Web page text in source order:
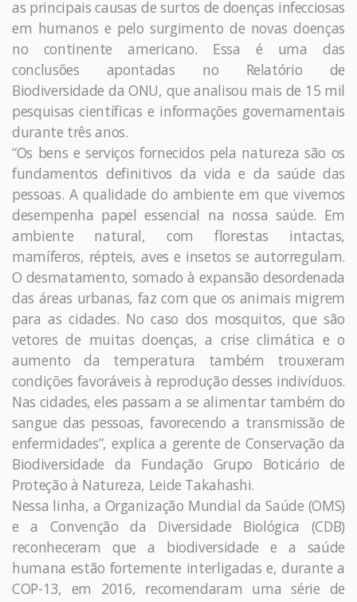
as principais causas de surtos de doenças infecciosas
em humanos e pelo surgimento de novas doenças
no continente americano. Essa é uma das
conclusões apontadas no Relatório de
Biodiversidade da ONU, que analisou mais de 15 mil
pesquisas científicas e informações governamentais
durante três anos.
“Os bens e serviços fornecidos pela natureza são os
fundamentos definitivos da vida e da saúde das
pessoas. A qualidade do ambiente em que vivemos
desempenha papel essencial na nossa saúde. Em
ambiente natural, com florestas intactas,
mamíferos, répteis, aves e insetos se autorregulam.
O desmatamento, somado à expansão desordenada
das áreas urbanas, faz com que os animais migrem
para as cidades. No caso dos mosquitos, que são
vetores de muitas doenças, a crise climática e o
aumento da temperatura também trouxeram
condições favoráveis à reprodução desses indivíduos.
Nas cidades, eles passam a se alimentar também do
sangue das pessoas, favorecendo a transmissão de
enfermidades”, explica a gerente de Conservação da
Biodiversidade da Fundação Grupo Boticário de
Proteção à Natureza, Leide Takahashi.
Nessa linha, a Organização Mundial da Saúde (OMS)
e a Convenção da Diversidade Biológica (CDB)
reconheceram que a biodiversidade e a saúde
humana estão fortemente interligadas e, durante a
COP-13, em 2016, recomendaram uma série de